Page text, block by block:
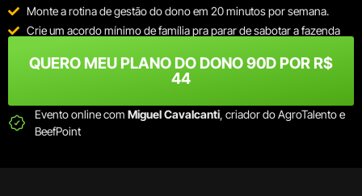
Monte a rotina de gestão do dono em 20 minutos por semana.
Crie um acordo mínimo de família pra parar de sabotar a fazenda
QUERO MEU PLANO DO DONO 90D POR R$
44
Evento online com Miguel Cavalcanti, criador do AgroTalento e
BeefPoint